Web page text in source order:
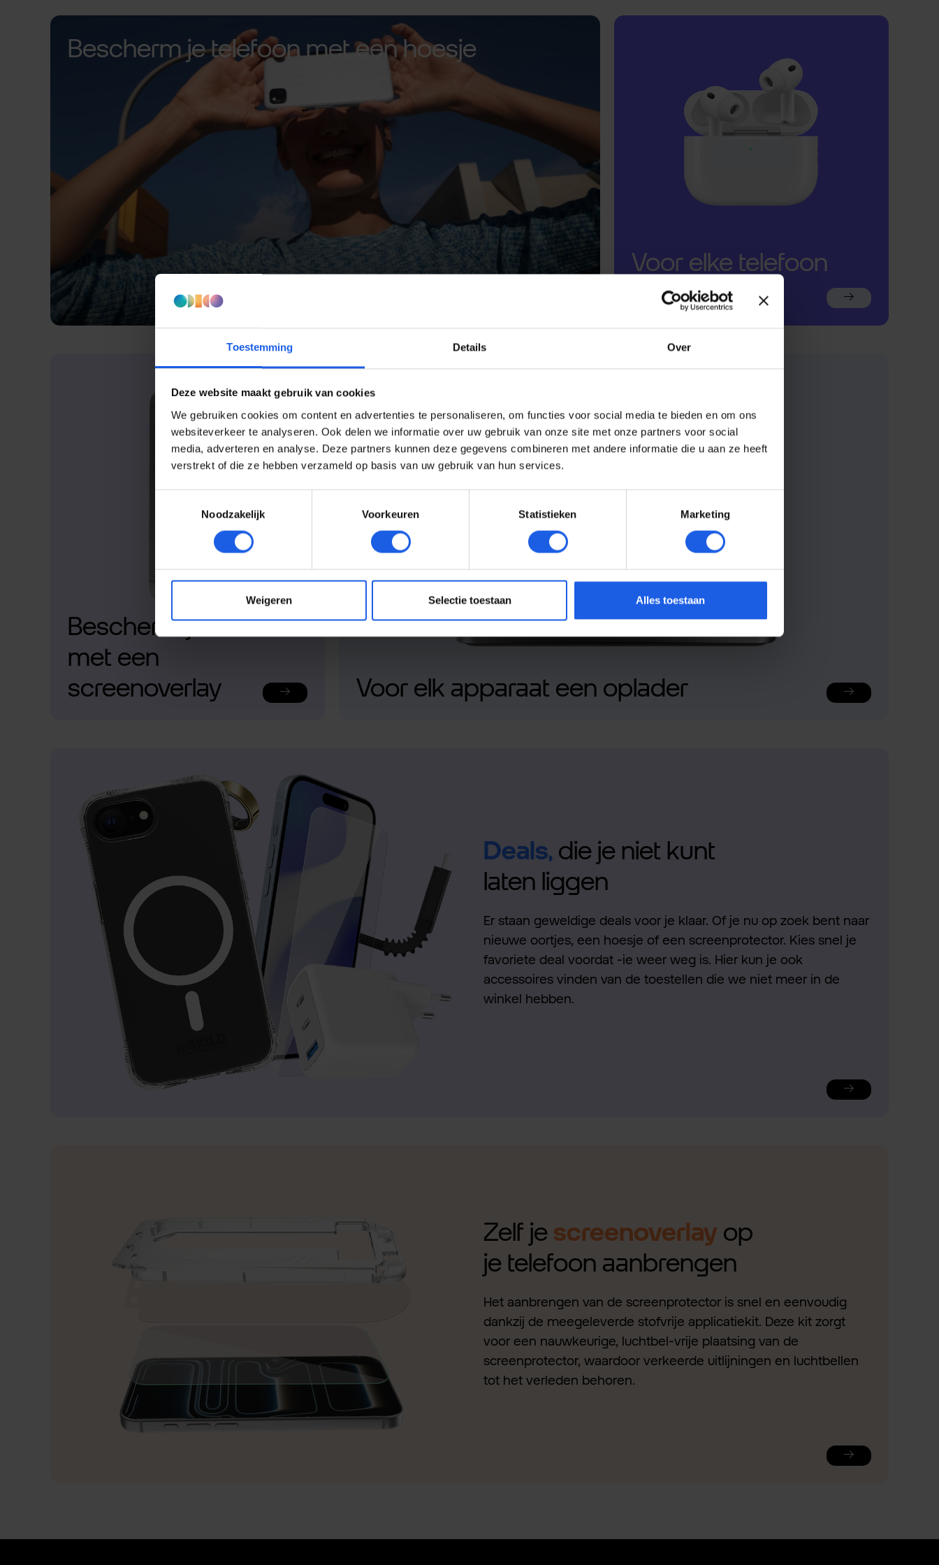
Toestemming Details Over
Deze website maakt gebruik van cookies
We gebruiken cookies om content en advertenties te personaliseren, om functies voor social media te bieden en om ons
websiteverkeer te analyseren. Ook delen we informatie over uw gebruik van onze site met onze partners voor social
media, adverteren en analyse. Deze partners kunnen deze gegevens combineren met andere informatie die u aan ze heeft
verstrekt of die ze hebben verzameld op basis van uw gebruik van hun services.
Noodzakelijk
Voorkeuren Statistieken Marketing
Weigeren Selectie toestaan Alles toestaan
Bescherm je telefoon met een hoesje
Voor elke telefoon
een oortje
Bescherm je telefoon
met een
screenoverlay
Voor elk apparaat een oplader
Deals, die je niet kunt
laten liggen
Er staan geweldige deals voor je klaar. Of je nu op zoek bent naar
nieuwe oortjes, een hoesje of een screenprotector. Kies snel je
favoriete deal voordat -ie weer weg is. Hier kun je ook
accessoires vinden van de toestellen die we niet meer in de
winkel hebben.
Zelf je screenoverlay op
je telefoon aanbrengen
Het aanbrengen van de screenprotector is snel en eenvoudig
dankzij de meegeleverde stofvrije applicatiekit. Deze kit zorgt
voor een nauwkeurige, luchtbel-vrije plaatsing van de
screenprotector, waardoor verkeerde uitlijningen en luchtbellen
tot het verleden behoren.